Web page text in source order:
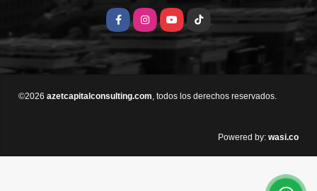
FacebookInstagramYouTube
TikTok
©2026 azetcapitalconsulting.com , todos los derechos reservados.
Powered by: wasi.co